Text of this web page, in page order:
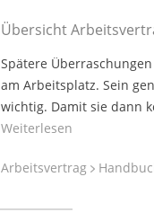
Übersicht
Spätere
am Arbeitsplatz. Sein
wichtig. Damit sie dann
Weiterlesen
Arbeitsvertrag